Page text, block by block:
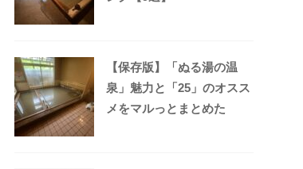
【保存版】「ぬる湯の温
泉」魅力と「25」のオスス
メをマルっとまとめた